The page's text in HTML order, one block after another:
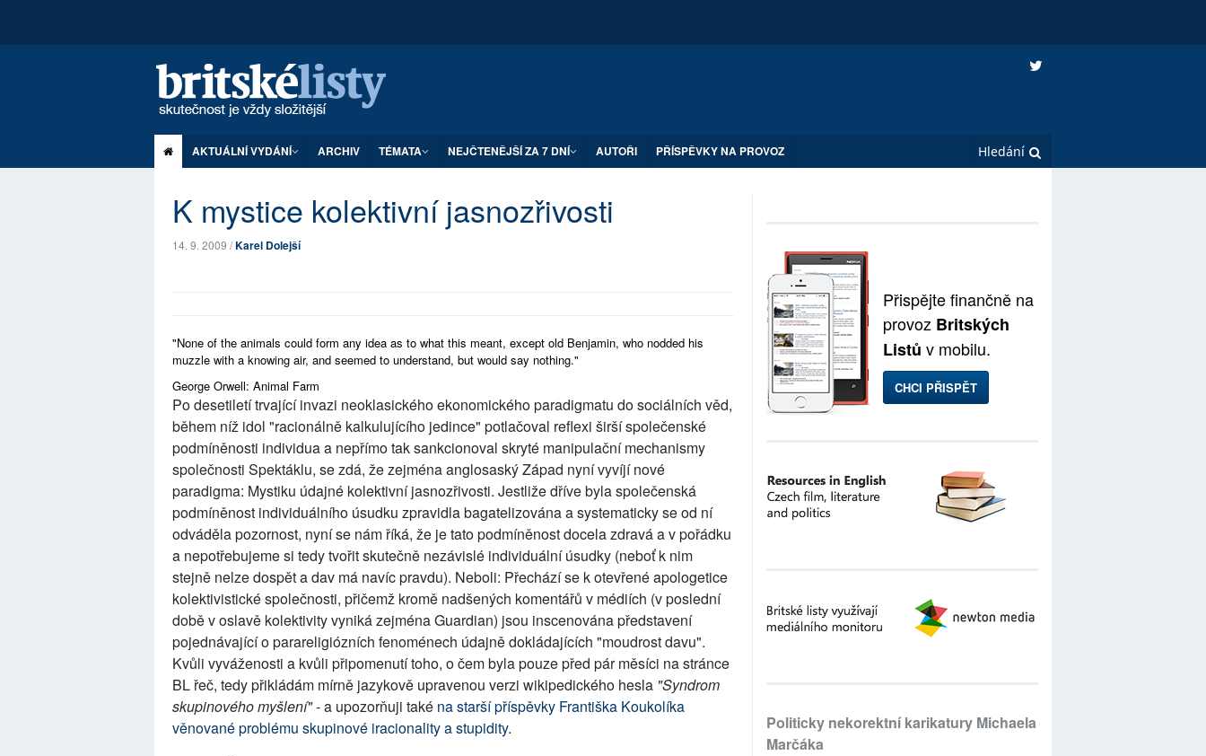
AKTUÁLNÍ VYDÁNÍ ARCHIV TÉMATA NEJČTENĚJŠÍ ZA 7 DNÍ AUTOŘI PŘÍSPĚVKY NA PROVOZ
K mystice kolektivní jasnozřivosti
14. 9. 2009 /Karel Dolejší
"None of the animals could form any idea as to what this meant, except old Benjamin, who nodded his
muzzle with a knowing air, and seemed to understand, but would say nothing."
George Orwell: Animal Farm
Po desetiletí trvající invazi neoklasického ekonomického paradigmatu do sociálních věd,
během níž idol "racionálně kalkulujícího jedince" potlačoval reflexi širší společenské
podmíněnosti individua a nepřímo tak sankcionoval skryté manipulační mechanismy
společnosti Spektáklu, se zdá, že zejména anglosaský Západ nyní vyvíjí nové
paradigma: Mystiku údajné kolektivní jasnozřivosti. Jestliže dříve byla společenská
podmíněnost individuálního úsudku zpravidla bagatelizována a systematicky se od ní
odváděla pozornost, nyní se nám říká, že je tato podmíněnost docela zdravá a v pořádku
a nepotřebujeme si tedy tvořit skutečně nezávislé individuální úsudky (neboť k nim
stejně nelze dospět a dav má navíc pravdu). Neboli: Přechází se k otevřené apologetice
kolektivistické společnosti, přičemž kromě nadšených komentářů v médiích (v poslední
době v oslavě kolektivity vyniká zejména Guardian) jsou inscenována představení
pojednávající o parareligiózních fenoménech údajně dokládajících "moudrost davu".
Kvůli vyváženosti a kvůli připomenutí toho, o čem byla pouze před pár měsíci na stránce
BL řeč, tedy přikládám mírně jazykově upravenou verzi wikipedického hesla "Syndrom
skupinového myšlení"- a upozorňuji také na starší příspěvky Františka Koukolíka
věnované problému skupinové iracionality a stupidity.
Přispějte finančně na
provoz Britských
Listů v mobilu.
CHCI PŘISPĚT
Politicky nekorektní karikatury Michaela
Marčáka